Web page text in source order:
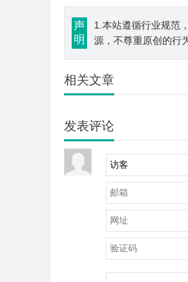
声
明
1.本站遵循行业规范
源，不尊重原创的行
相关文章
发表评论